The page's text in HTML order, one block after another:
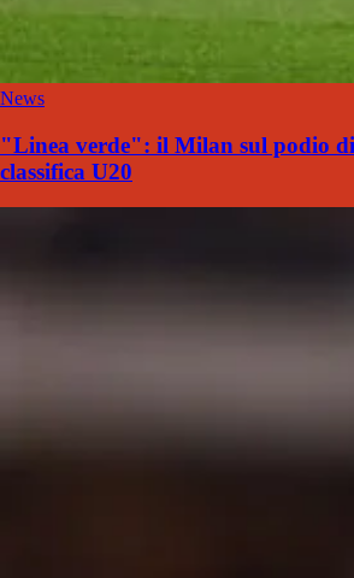
News
"Linea verde": il Milan sul podio
classifica U20